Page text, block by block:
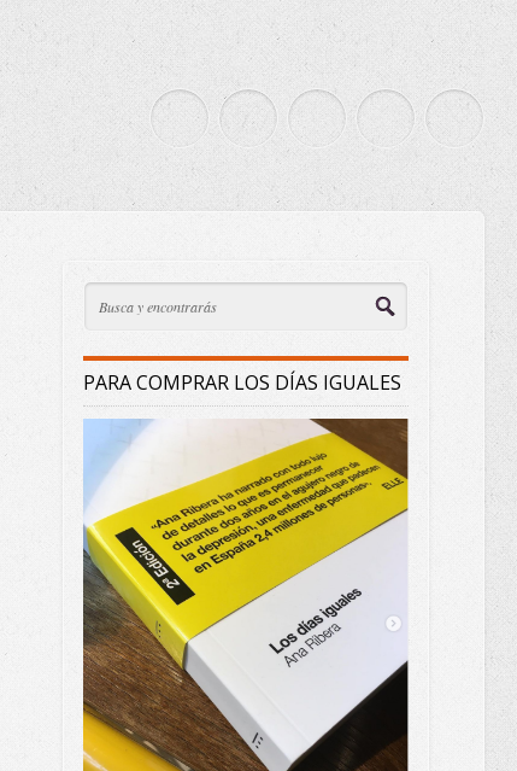
PARA COMPRAR LOS DÍAS IGUALES